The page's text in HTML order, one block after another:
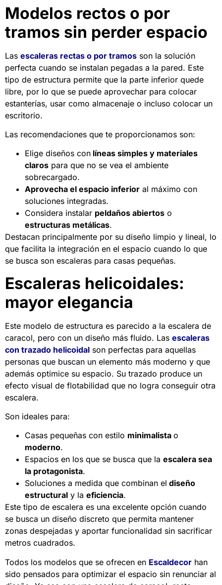
Modelos rectos o por
tramos sin perder espacio
Las escaleras rectas o por tramos son la solución
perfecta cuando se instalan pegadas a la pared. Este
tipo de estructura permite que la parte inferior quede
libre, por lo que se puede aprovechar para colocar
estanterías, usar como almacenaje o incluso colocar un
escritorio.
Las recomendaciones que te proporcionamos son:
Elige diseños con líneas simples y materiales
claros para que no se vea el ambiente
sobrecargado.
Aprovecha el espacio inferior al máximo con
soluciones integradas.
Considera instalar peldaños abiertos o
estructuras metálicas.
Destacan principalmente por su diseño limpio y lineal, lo
que facilita la integración en el espacio cuando lo que
se busca son escaleras para casas pequeñas.
Escaleras helicoidales:
mayor elegancia
Este modelo de estructura es parecido a la escalera de
caracol, pero con un diseño más fluido. Las escaleras
con trazado helicoidal son perfectas para aquellas
personas que buscan un elemento más moderno y que
además optimice su espacio. Su trazado produce un
efecto visual de flotabilidad que no logra conseguir otra
escalera.
Son ideales para:
Casas pequeñas con estilo minimalista o
moderno.
Espacios en los que se busca que la escalera sea
la protagonista.
Soluciones a medida que combinan el diseño
estructural y la eficiencia.
Este tipo de escalera es una excelente opción cuando
se busca un diseño discreto que permita mantener
zonas despejadas y aportar funcionalidad sin sacrificar
metros cuadrados.
Todos los modelos que se ofrecen en Escaldecor han
sido pensados para optimizar el espacio sin renunciar al